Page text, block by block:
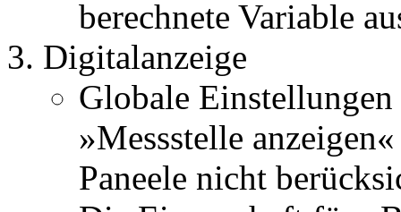
berechnete Variable
Digitalanzeige
Globale
»Messstelle
Paneele nicht